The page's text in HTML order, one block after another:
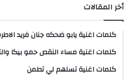
أخر المقالات
كلمات اغنية يابو ضحكه جنان فريد
كلمات اغنية مساء النقص حمو بيكا
كلمات اغنية تسلهم لي تطمن